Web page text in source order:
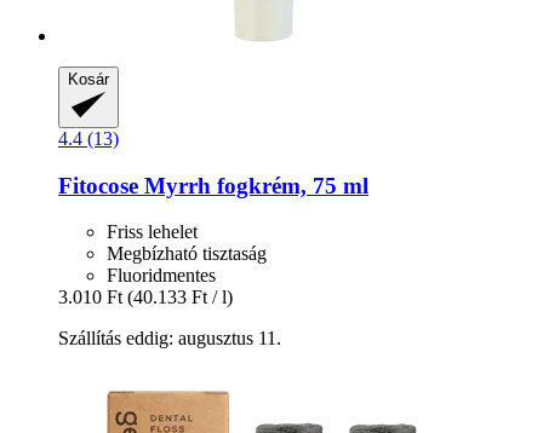
Kosár
4.4 (13)
Fitocose Myrrh fogkrém, 75 ml
Friss lehelet
Megbízható tisztaság
Fluoridmentes
3.010 Ft (40.133 Ft / l)
Szállítás eddig: augusztus 11.